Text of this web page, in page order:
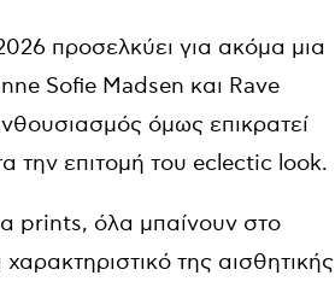
προσελκύει για ακόμα μια
Sofie Madsen και Rave
όμως επικρατεί
την επιτομή του eclectic look.
prints, όλα μπαίνουν στο
της αισθητικής